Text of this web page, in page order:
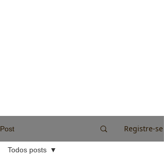
Post Registre-se
Todos posts